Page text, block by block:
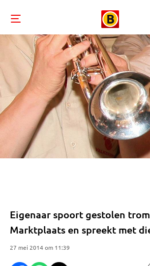
Eigenaar spoort gestolen
Marktplaats en spreekt met
27 mei 2014 om 11:39